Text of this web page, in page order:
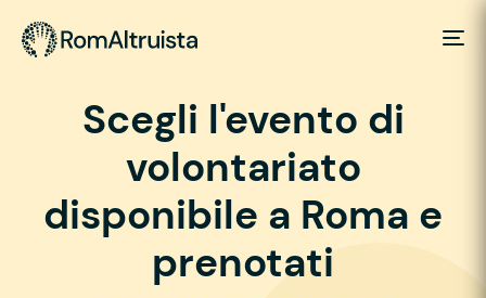
Scegli l'evento di
volontariato
disponibile a Roma e
prenotati